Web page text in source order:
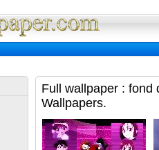
Full wallpaper : fond
Wallpapers.